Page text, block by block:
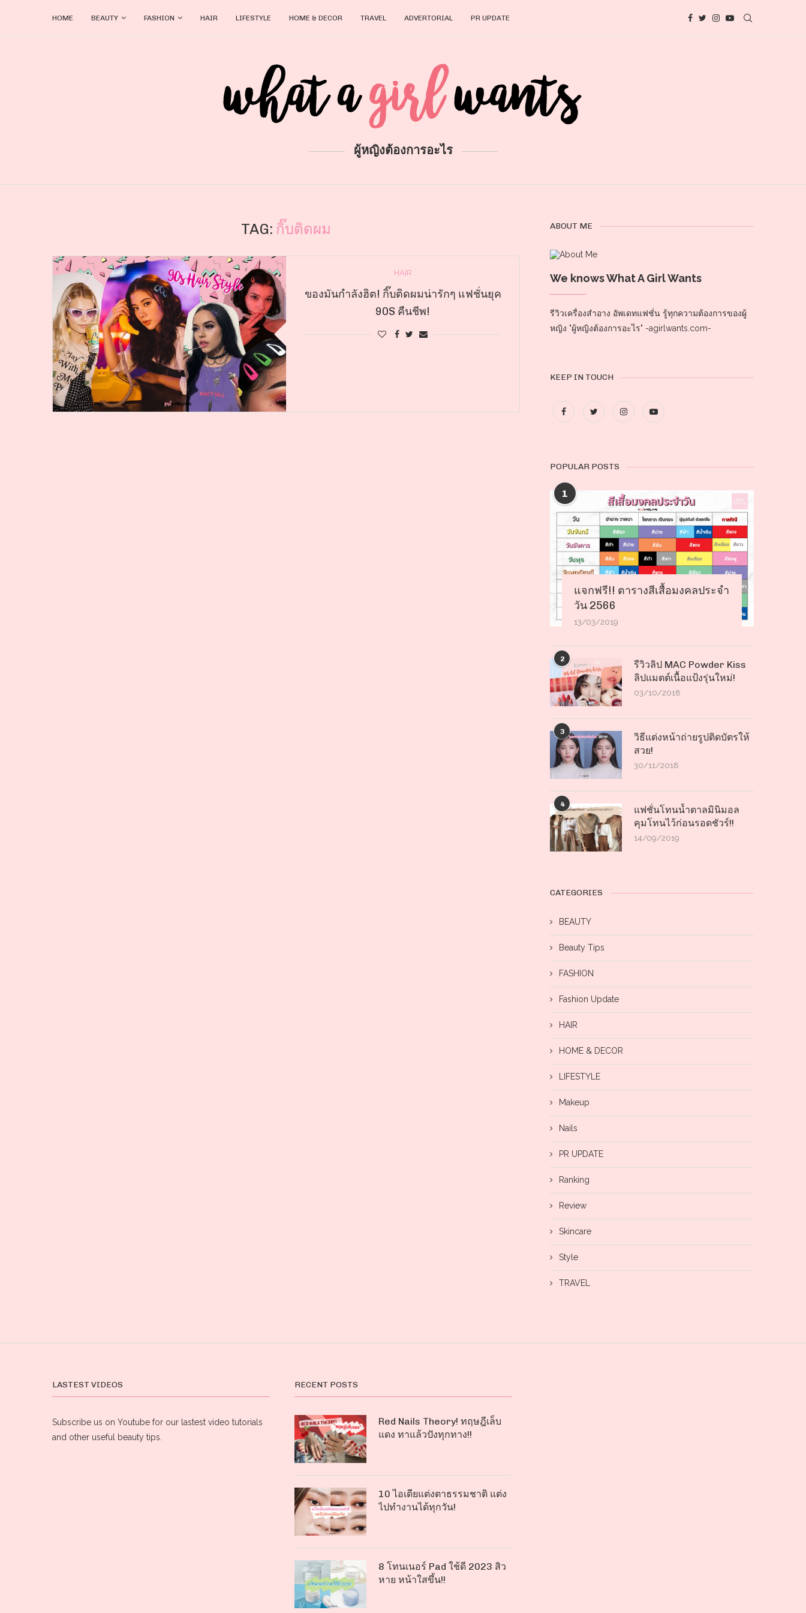
HOME BEAUTY FASHION HAIR LIFESTYLE HOME & DECOR TRAVEL ADVERTORIAL PR UPDATE
ผู้หญิงต้องการอะไร
TAG: กิ๊บติดผม
HAIR
ของมันกำลังฮิต! กิ๊บติดผมน่ารักๆ แฟชั่นยุค
90S คืนชีพ!
ABOUT ME
We knows What A Girl Wants
รีวิวเครื่องสำอาง อัพเดทแฟชั่น รู้ทุกความต้องการของผู้
หญิง "ผู้หญิงต้องการอะไร" -agirlwants.com-
KEEP IN TOUCH
POPULAR POSTS
1
แจกฟรี!! ตารางสีเสื้อมงคลประจำ
วัน 2566
13/03/2019
2
รีวิวลิป MAC Powder Kiss
ลิปแมตต์เนื้อแป้งรุ่นใหม่!
03/10/2018
3
วิธีแต่งหน้าถ่ายรูปติดบัตรให้
สวย!
30/11/2018
4
แฟชั่นโทนน้ำตาลมินิมอล
คุมโทนไว้ก่อนรอดชัวร์!!
14/09/2019
CATEGORIES
BEAUTY
Beauty Tips
FASHION
Fashion Update
HAIR
HOME & DECOR
LIFESTYLE
Makeup
Nails
PR UPDATE
Ranking
Review
Skincare
Style
TRAVEL
LASTEST VIDEOS
Subscribe us on Youtube for our lastest video tutorials
and other useful beauty tips.
RECENT POSTS
Red Nails Theory! ทฤษฎีเล็บ
แดง ทาแล้วปังทุกทาง!!
10 ไอเดียแต่งตาธรรมชาติ แต่ง
ไปทำงานได้ทุกวัน!
8 โทนเนอร์ Pad ใช้ดี 2023 สิว
หาย หน้าใสขึ้น!!